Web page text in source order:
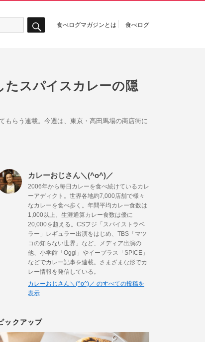
食べログマガジンとは 食べログ
たスパイスカレーの隠
もらう連載。今週は、東京・高田馬場の商店街に
カレーおじさん＼(^o^)／
2006年から毎日カレーを食べ続けているカレ
ーアディクト。世界各地約7,000店舗で様々
なカレーを食べ歩く。年間平均カレー食数は
1,000以上、生涯通算カレー食数は優に
20,000を超える。CSフジ「スパイストラベ
ラー」レギュラー出演をはじめ、TBS「マツ
コの知らない世界」など、メディア出演の
他、小学館「Oggi」やイープラス「SPICE」
などでカレー記事を連載。さまざまな形でカ
レー情報を発信している。
カレーおじさん＼(^o^)／ のすべての投稿を
表示
ックアップ